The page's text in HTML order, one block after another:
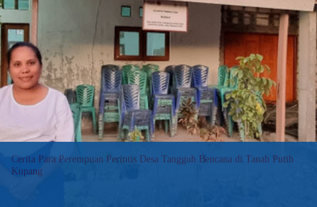
Siaga,
LPBI
Pasuruan
Akan
Libatkan
Disabilitas
Cerita Para Perempuan Perintis Desa Tangguh Bencana di Tanah Putih
Kupang